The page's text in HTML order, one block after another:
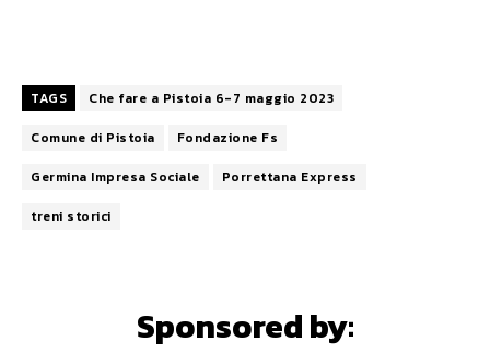
TAGS
Che fare a Pistoia 6-7 maggio 2023
Comune di Pistoia
Fondazione Fs
Germina Impresa Sociale
Porrettana Express
treni storici
Sponsored by: